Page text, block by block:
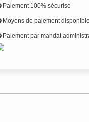
Paiement 100% sécurisé
Moyens de paiement
Paiement par mandat